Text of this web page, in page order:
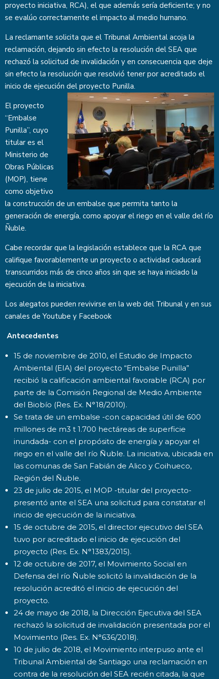
proyecto iniciativa, RCA), el que además sería deficiente; y no
se evalúo correctamente el impacto al medio humano.
La reclamante solicita que el Tribunal Ambiental acoja la
reclamación, dejando sin efecto la resolución del SEA que
rechazó la solicitud de invalidación y en consecuencia que deje
sin efecto la resolución que resolvió tener por acreditado el
inicio de ejecución del proyecto Punilla.
El proyecto
“Embalse
Punilla”, cuyo
titular es el
Ministerio de
Obras Públicas
(MOP), tiene
como objetivo
la construcción de un embalse que permita tanto la
generación de energía, como apoyar el riego en el valle del río
Ñuble.
Cabe recordar que la legislación establece que la RCA que
califique favorablemente un proyecto o actividad caducará
transcurridos más de cinco años sin que se haya iniciado la
ejecución de la iniciativa.
Los alegatos pueden revivirse en la web del Tribunal y en sus
canales de Youtube y Facebook
Antecedentes
15 de noviembre de 2010, el Estudio de Impacto
Ambiental (EIA) del proyecto “Embalse Punilla”
recibió la calificación ambiental favorable (RCA) por
parte de la Comisión Regional de Medio Ambiente
del Biobío (Res. Ex. N°18/2010).
Se trata de un embalse -con capacidad útil de 600
millones de m3 t 1.700 hectáreas de superficie
inundada- con el propósito de energía y apoyar el
riego en el valle del río Ñuble. La iniciativa, ubicada en
las comunas de San Fabián de Alico y Coihueco,
Región del Ñuble.
23 de julio de 2015, el MOP -titular del proyecto-
presentó ante el SEA una solicitud para constatar el
inicio de ejecución de la iniciativa.
15 de octubre de 2015, el director ejecutivo del SEA
tuvo por acreditado el inicio de ejecución del
proyecto (Res. Ex. N°1383/2015).
12 de octubre de 2017, el Movimiento Social en
Defensa del río Ñuble solicitó la invalidación de la
resolución acreditó el inicio de ejecución del
proyecto.
24 de mayo de 2018, la Dirección Ejecutiva del SEA
rechazó la solicitud de invalidación presentada por el
Movimiento (Res. Ex. N°636/2018).
10 de julio de 2018, el Movimiento interpuso ante el
Tribunal Ambiental de Santiago una reclamación en
contra de la resolución del SEA recién citada, la que